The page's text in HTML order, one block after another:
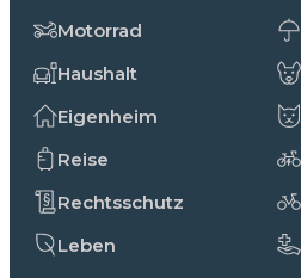
Motorrad
Haushalt
Eigenheim
Reise
Rechtsschutz
Leben